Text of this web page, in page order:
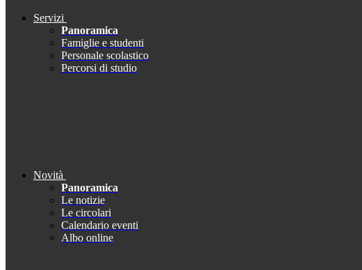
Servizi
Panoramica
Famiglie e studenti
Personale scolastico
Percorsi di studio
Novità
Panoramica
Le notizie
Le circolari
Calendario eventi
Albo online